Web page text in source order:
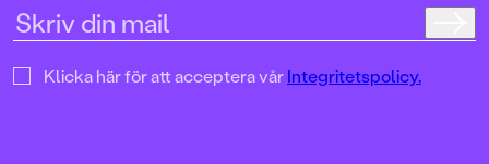
Klicka här för att acceptera vårIntegritetspolicy.